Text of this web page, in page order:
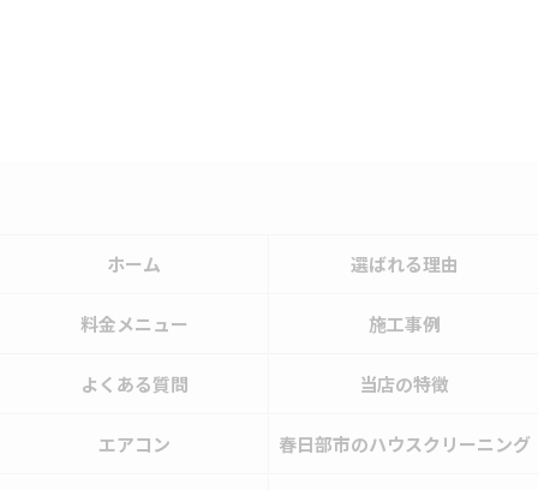
ホーム 選ばれる理由
料金メニュー 施工事例
よくある質問 当店の特徴
エアコン 春日部市のハウスクリーニング